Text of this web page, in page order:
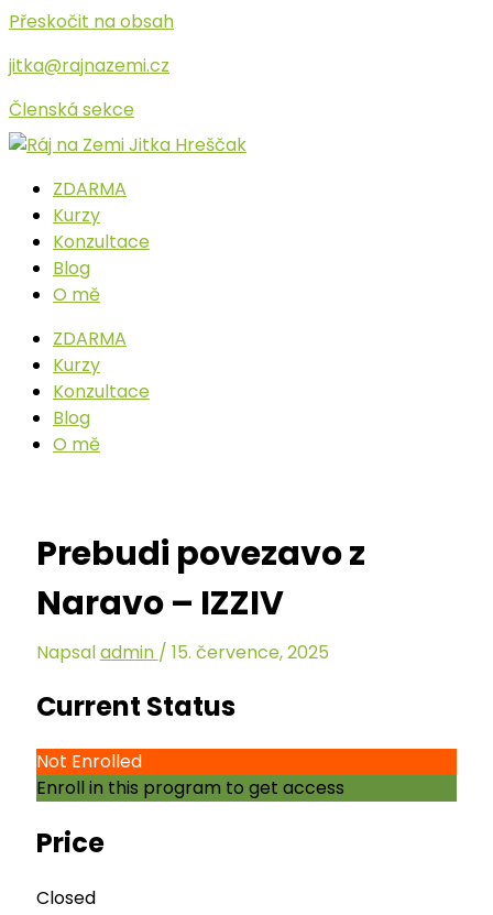
Přeskočit na obsah
jitka@rajnazemi.cz
Členská sekce
ZDARMA
Kurzy
Konzultace
Blog
O mě
ZDARMA
Kurzy
Konzultace
Blog
O mě
Prebudi povezavo z
Naravo – IZZIV
Napsaladmin / 15. července, 2025
Current Status
Not Enrolled
Enroll in this program to get access
Price
Closed